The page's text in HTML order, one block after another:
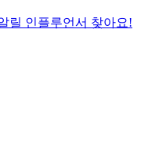
릴 인플루언서 찾아요!